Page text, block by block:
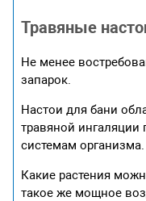
Травяные
Не менее
запарок.
Настои для бани
травяной
системам организма.
Какие растения
такое же мощное